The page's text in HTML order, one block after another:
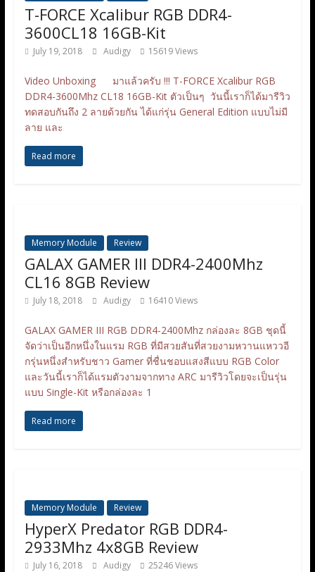
T-FORCE Xcalibur RGB DDR4-
3600CL18 16GB-Kit
July 19, 2018 Audigy 15619 Views
Video Unboxing มาแล้วครับ !!! T-FORCE Xcalibur RGB
DDR4-3600Mhz CL18 16GB-Kit ตัวเป็นๆ วันนี้เราก็ได้มารีวิว
ทดสอบกันถึง 2 ลายด้วยกัน ได้แก่รุ่น General Edition แบบไม่มี
ลาย และ
Read more
Memory Module Review
GALAX GAMER III DDR4-2400Mhz
CL16 8GB Review
July 18, 2018 Audigy 16410 Views
GALAX GAMER III RGB DDR4-2400Mhz กล่องละ 8GB ชุดนี้
จัดว่าเป็นอีกหนึ่งในแรม RGB ที่มีสวยสันที่สวยงามหวานแหววอี
กรุ่นหนึ่งสำหรับชาว Gamer ที่ชื่นชอบแสงสีแบบ RGB Color
และวันนี้เราก็ได้แรมตัวงามจากทาง ARC มารีวิวโดยจะเป็นรุ่น
แบบ Single-Kit หรือกล่องละ 1
Read more
Memory Module Review
HyperX Predator RGB DDR4-
2933Mhz 4x8GB Review
July 16, 2018 Audigy 25246 Views